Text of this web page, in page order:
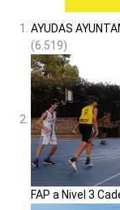
AYUDAS
(6.519)
FAP a Nivel 3